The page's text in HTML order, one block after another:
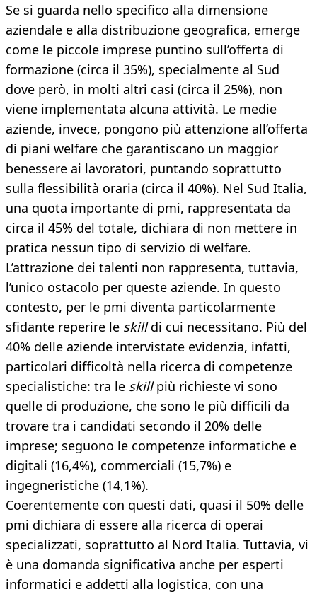
Se si guarda nello specifico alla dimensione
aziendale e alla distribuzione geografica, emerge
come le piccole imprese puntino sull’offerta di
formazione (circa il 35%), specialmente al Sud
dove però, in molti altri casi (circa il 25%), non
viene implementata alcuna attività. Le medie
aziende, invece, pongono più attenzione all’offerta
di piani welfare che garantiscano un maggior
benessere ai lavoratori, puntando soprattutto
sulla flessibilità oraria (circa il 40%). Nel Sud Italia,
una quota importante di pmi, rappresentata da
circa il 45% del totale, dichiara di non mettere in
pratica nessun tipo di servizio di welfare.
L’attrazione dei talenti non rappresenta, tuttavia,
l’unico ostacolo per queste aziende. In questo
contesto, per le pmi diventa particolarmente
sfidante reperire le skilldi cui necessitano. Più del
40% delle aziende intervistate evidenzia, infatti,
particolari difficoltà nella ricerca di competenze
specialistiche: tra le skillpiù richieste vi sono
quelle di produzione, che sono le più difficili da
trovare tra i candidati secondo il 20% delle
imprese; seguono le competenze informatiche e
digitali (16,4%), commerciali (15,7%) e
ingegneristiche (14,1%).
Coerentemente con questi dati, quasi il 50% delle
pmi dichiara di essere alla ricerca di operai
specializzati, soprattutto al Nord Italia. Tuttavia, vi
è una domanda significativa anche per esperti
informatici e addetti alla logistica, con una